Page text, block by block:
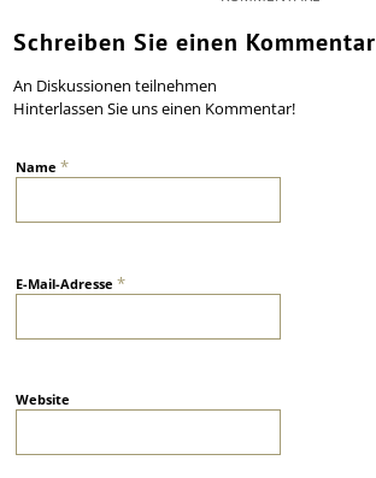
Schreiben Sie einen Kommentar
An Diskussionen teilnehmen
Hinterlassen Sie uns einen Kommentar!
Name*
E-Mail-Adresse*
Website